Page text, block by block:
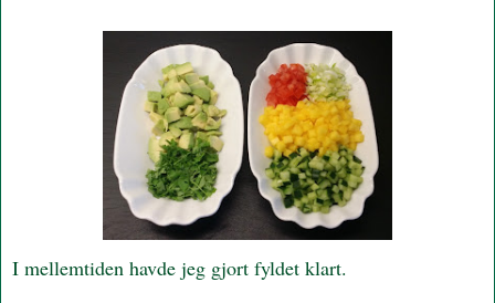
I mellemtiden havde jeg gjort fyldet klart.